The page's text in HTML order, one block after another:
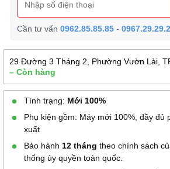
Cần tư vấn0962.85.85.85 -
29 Đường 3 Tháng 2, Phường Vườn Lài,
– Còn hàng
Tình trạng: Mới 100%
Phụ kiện gồm: Máy mới 100%, đầy đủ
xuất
Bảo hành 12 tháng theo chính sách
thống ủy quyền toàn quốc.